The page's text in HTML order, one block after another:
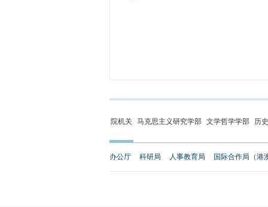
院机关 马克思主义研究学部 文学哲学学部 历
办公厅 科研局 人事教育局 国际合作局（港